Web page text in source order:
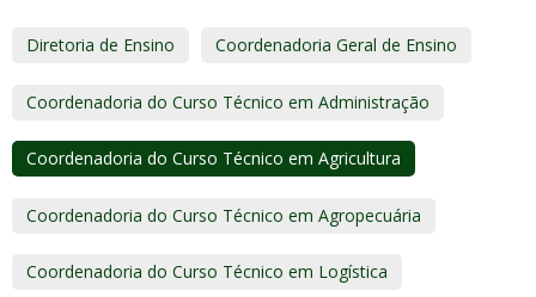
Diretoria de Ensino Coordenadoria Geral de Ensino
Coordenadoria do Curso Técnico em Administração
Coordenadoria do Curso Técnico em Agricultura
Coordenadoria do Curso Técnico em Agropecuária
Coordenadoria do Curso Técnico em Logística